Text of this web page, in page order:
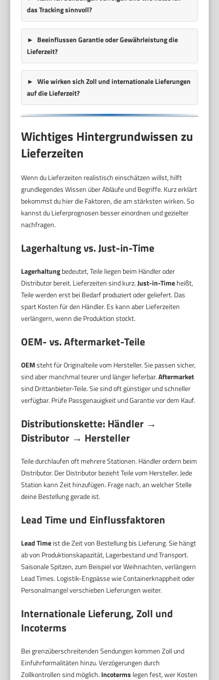
das Tracking sinnvoll?
Beeinflussen Garantie oder Gewährleistung die
Lieferzeit?
Wie wirken sich Zoll und internationale Lieferungen
auf die Lieferzeit?
Wichtiges Hintergrundwissen zu
Lieferzeiten
Wenn du Lieferzeiten realistisch einschätzen willst, hilft
grundlegendes Wissen über Abläufe und Begriffe. Kurz erklärt
bekommst du hier die Faktoren, die am stärksten wirken. So
kannst du Lieferprognosen besser einordnen und gezielter
nachfragen.
Lagerhaltung vs. Just-in-Time
Lagerhaltungbedeutet, Teile liegen beim Händler oder
Distributor bereit. Lieferzeiten sind kurz.Just-in-Timeheißt,
Teile werden erst bei Bedarf produziert oder geliefert. Das
spart Kosten für den Händler. Es kann aber Lieferzeiten
verlängern, wenn die Produktion stockt.
OEM- vs. Aftermarket-Teile
OEMsteht für Originalteile vom Hersteller. Sie passen sicher,
sind aber manchmal teurer und länger lieferbar.Aftermarket
sind Drittanbieter-Teile. Sie sind oft günstiger und schneller
verfügbar. Prüfe Passgenauigkeit und Garantie vor dem Kauf.
Distributionskette: Händler →
Distributor → Hersteller
Teile durchlaufen oft mehrere Stationen. Händler ordern beim
Distributor. Der Distributor bezieht Teile vom Hersteller. Jede
Station kann Zeit hinzufügen. Frage nach, an welcher Stelle
deine Bestellung gerade ist.
Lead Time und Einflussfaktoren
Lead Timeist die Zeit von Bestellung bis Lieferung. Sie hängt
ab von Produktionskapazität, Lagerbestand und Transport.
Saisonale Spitzen, zum Beispiel vor Weihnachten, verlängern
Lead Times. Logistik-Engpässe wie Containerknappheit oder
Personalmangel verschieben Lieferungen weiter.
Internationale Lieferung, Zoll und
Incoterms
Bei grenzüberschreitenden Sendungen kommen Zoll und
Einfuhrformalitäten hinzu. Verzögerungen durch
Zollkontrollen sind möglich. Incoterms legen fest, wer Kosten